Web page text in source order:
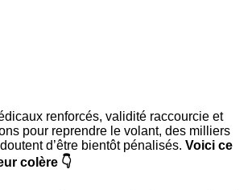
renforcés, validité raccourcie et
pour reprendre le volant, des milliers
d’être bientôt pénalisés. Voici ce
colère 👇